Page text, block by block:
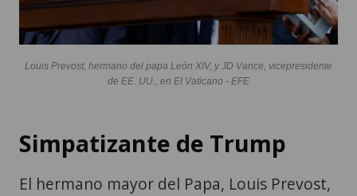
Louis Prevost, hermano del papa León XIV, y JD Vance, vicepresidente
de EE. UU., en El Vaticano - EFE
Simpatizante de Trump
El hermano mayor del Papa, Louis Prevost,